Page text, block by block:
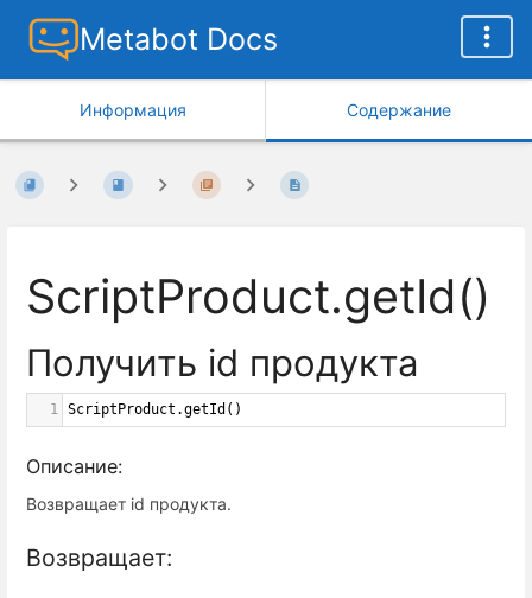
Metabot Docs
Информация Содержание
ScriptProduct.getId()
Получить id продукта
1 ScriptProduct .getId ()
Описание:
Возвращает id продукта.
Возвращает: